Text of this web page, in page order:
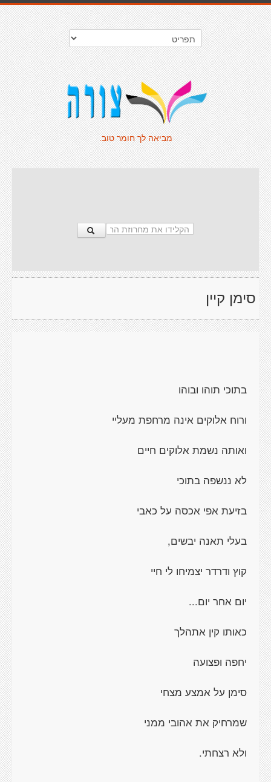
מביאה לך חומר טוב.
סימן קיין
בתוכי תוהו ובוהו
ורוח אלוקים אינה מרחפת מעליי
ואותה נשמת אלוקים חיים
לא ננשפה בתוכי
בזיעת אפי אכסה על כאבי
בעלי תאנה יבשים,
קוץ ודרדר יצמיחו לי חיי
יום אחר יום...
כאותו קין אתהלך
יחפה ופצועה
סימן על אמצע מצחי
שמרחיק את אהובי ממני
ולא רצחתי.